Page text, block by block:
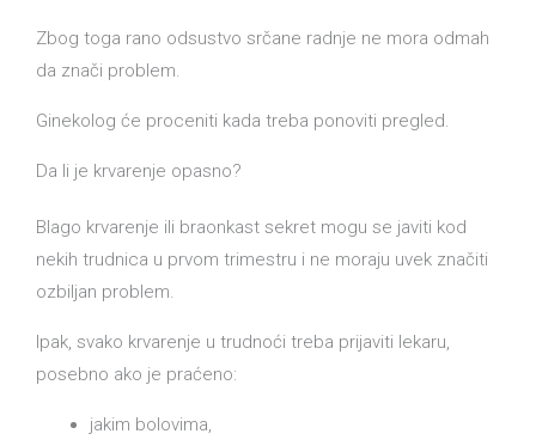
Zbog toga rano odsustvo srčane radnje ne mora odmah
da znači problem.
Ginekolog će proceniti kada treba ponoviti pregled.
Da li je krvarenje opasno?
Blago krvarenje ili braonkast sekret mogu se javiti kod
nekih trudnica u prvom trimestru i ne moraju uvek značiti
ozbiljan problem.
Ipak, svako krvarenje u trudnoći treba prijaviti lekaru,
posebno ako je praćeno:
jakim bolovima,